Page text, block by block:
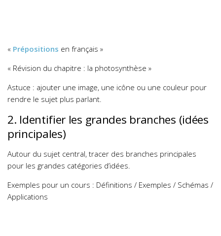
« Prépositions en français »
« Révision du chapitre : la photosynthèse »
Astuce : ajouter une image, une icône ou une couleur pour
rendre le sujet plus parlant.
2. Identifier les grandes branches (idées
principales)
Autour du sujet central, tracer des branches principales
pour les grandes catégories d’idées.
Exemples pour un cours : Définitions / Exemples / Schémas /
Applications